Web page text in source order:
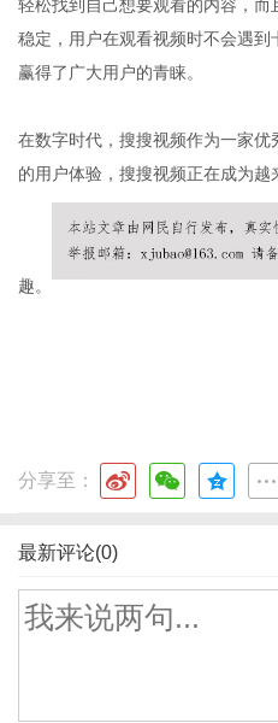
轻松找到自己想要观看的内容，
稳定，用户在观看视频时不会遇
赢得了广大用户的青睐。
在数字时代，搜搜视频作为一家
的用户体验，搜搜视频正在成为
趣。
分享至：
最新评论(0)